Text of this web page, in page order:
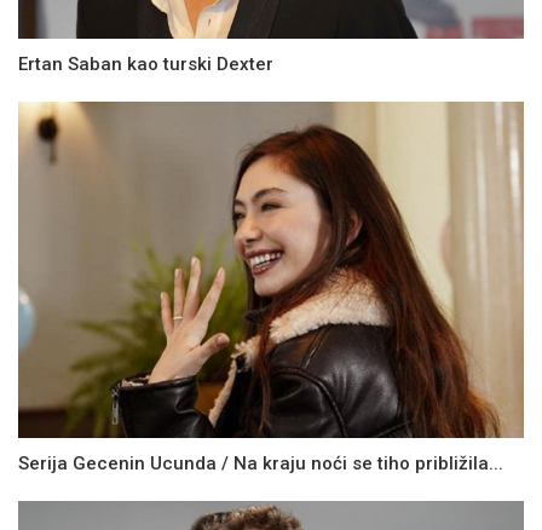
Ertan Saban kao turski Dexter
Serija Gecenin Ucunda / Na kraju noći se tiho približila...